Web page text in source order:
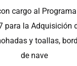
cargo al
para la Adquisición
y toallas,
de nave